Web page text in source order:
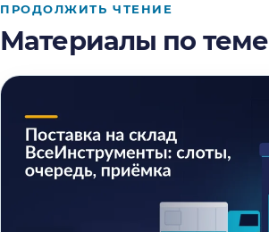
ПРОДОЛЖИТЬ ЧТЕНИЕ
Материалы по теме